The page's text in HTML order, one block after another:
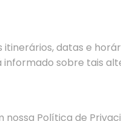
datas e
sobre tais
nossa Política de